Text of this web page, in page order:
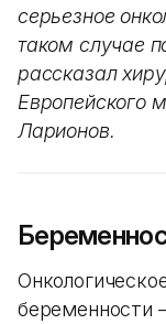
серьезное
таком случае
рассказал
Европейского
Ларионов.
беременности